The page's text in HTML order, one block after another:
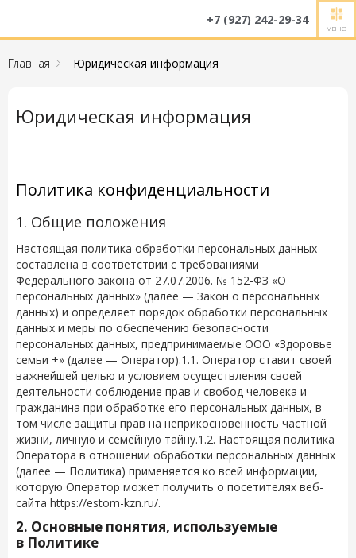
Главная Юридическая информация
Юридическая информация
Политика конфиденциальности
1. Общие положения
Настоящая политика обработки персональных данных
составлена в соответствии с требованиями
Федерального закона от 27.07.2006. № 152-ФЗ «О
персональных данных» (далее — Закон о персональных
данных) и определяет порядок обработки персональных
данных и меры по обеспечению безопасности
персональных данных, предпринимаемые ООО «Здоровье
семьи +» (далее — Оператор).1.1. Оператор ставит своей
важнейшей целью и условием осуществления своей
деятельности соблюдение прав и свобод человека и
гражданина при обработке его персональных данных, в
том числе защиты прав на неприкосновенность частной
жизни, личную и семейную тайну.1.2. Настоящая политика
Оператора в отношении обработки персональных данных
(далее — Политика) применяется ко всей информации,
которую Оператор может получить о посетителях веб-
сайта https://estom-kzn.ru/.
2. Основные понятия, используемые
в Политике
+7 (927) 242-29-34
МЕНЮ